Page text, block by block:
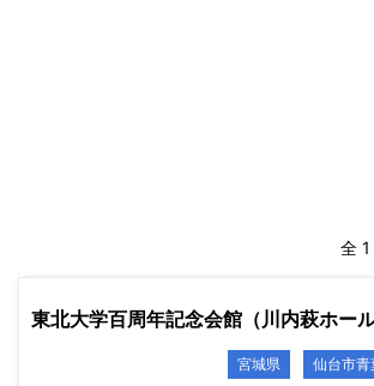
全
東北大学百周年記念会館（川内萩ホール
宮城県 仙台市青